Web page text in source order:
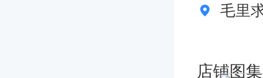
毛里
店铺图集